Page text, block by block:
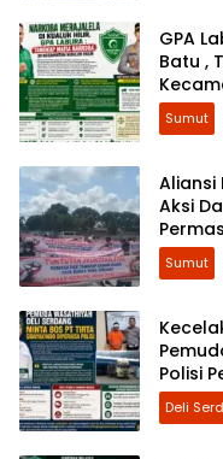
GPA
Batu ,
Sumut
Aliansi
Aksi
Sumut
Polisi
Deli